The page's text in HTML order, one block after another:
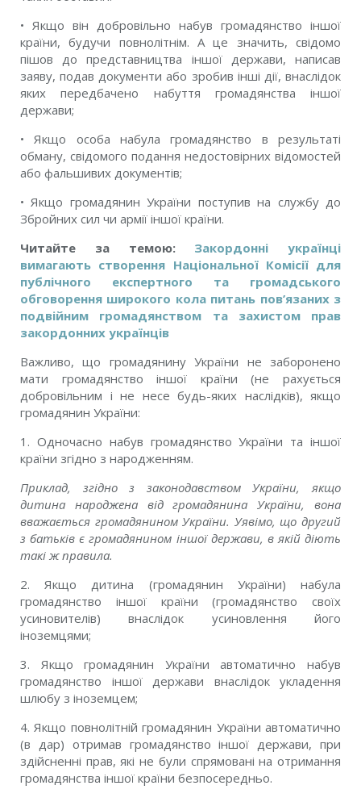
• Якщо він добровільно набув громадянство іншої
країни, будучи повнолітнім. А це значить, свідомо
пішов до представництва іншої держави, написав
заяву, подав документи або зробив інші дії, внаслідок
яких передбачено набуття громадянства іншої
держави;
• Якщо особа набула громадянство в результаті
обману, свідомого подання недостовірних відомостей
або фальшивих документів;
• Якщо громадянин України поступив на службу до
Збройних сил чи армії іншої країни.
Читайте за темою: Закордонні українці
вимагають створення Національної Комісії для
публічного експертного та громадського
обговорення широкого кола питань пов’язаних з
подвійним громадянством та захистом прав
закордонних українців
Важливо, що громадянину України не заборонено
мати громадянство іншої країни (не рахується
добровільним і не несе будь-яких наслідків), якщо
громадянин України:
1. Одночасно набув громадянство України та іншої
країни згідно з народженням.
Приклад, згідно з законодавством України, якщо
дитина народжена від громадянина України, вона
вважається громадянином України. Уявімо, що другий
з батьків є громадянином іншої держави, в якій діють
такі ж правила.
2. Якщо дитина (громадянин України) набула
громадянство іншої країни (громадянство своїх
усиновителів) внаслідок усиновлення його
іноземцями;
3. Якщо громадянин України автоматично набув
громадянство іншої держави внаслідок укладення
шлюбу з іноземцем;
4. Якщо повнолітній громадянин України автоматично
(в дар) отримав громадянство іншої держави, при
здійсненні прав, які не були спрямовані на отримання
громадянства іншої країни безпосередньо.